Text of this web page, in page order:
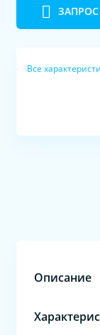
Все
Описание